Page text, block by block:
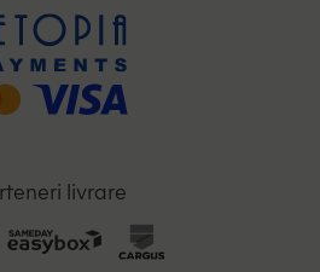
livrare